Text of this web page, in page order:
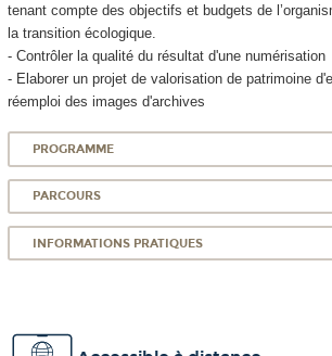
tenant compte des objectifs et budgets de
la transition écologique.
- Contrôler la qualité du résultat d'une numérisation
- Elaborer un projet de valorisation de patrimoine
réemploi des images d'archives
PROGRAMME
PARCOURS
INFORMATIONS PRATIQUES